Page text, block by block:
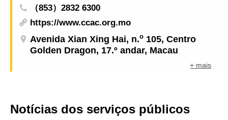
Evento Colateral de Macau, China
（853）2832 6300
https://www.ccac.org.mo
Avenida Xian Xing Hai, n.o 105, Centro
Golden Dragon, 17.º andar, Macau
+ mais
Notícias dos serviços públicos